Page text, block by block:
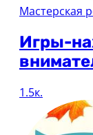
Мастерская
Игры-
1.5к.